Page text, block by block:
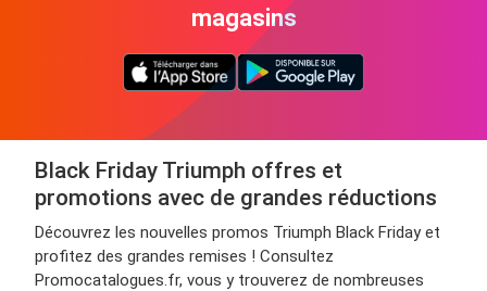
magasins
Black Friday Triumph offres et
promotions avec de grandes réductions
Découvrez les nouvelles promos Triumph Black Friday et
profitez des grandes remises ! Consultez
Promocatalogues.fr, vous y trouverez de nombreuses